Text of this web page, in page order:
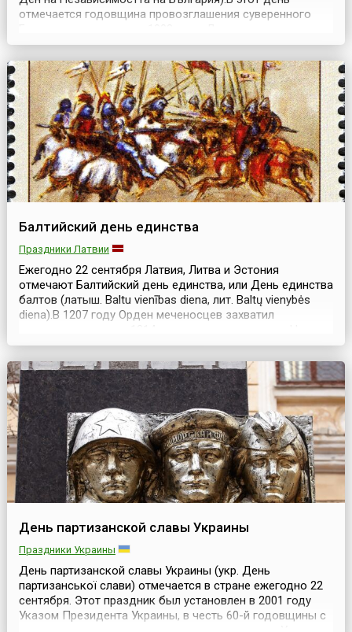
отмечается годовщина провозглашения суверенного
Болгарское княжество формально являлось вассалом
Османской империи и во всех внешнеполитических актах
просило одобрения турецкого султана. 22 сентября 190...
Балтийский день единства
Праздники Латвии
Ежегодно 22 сентября Латвия, Литва и Эстония
отмечают Балтийский день единства, или День единства
балтов (латыш. Baltu vienības diena, лит. Baltų vienybės
diena).В 1207 году Орден меченосцев захватил
ордена было получить военный, политический контроль
над Балтией и обратить балтийский народ в
католичество. 22 сентября 1236 года монахи ...
День партизанской славы Украины
Праздники Украины
День партизанской славы Украины (укр. День
партизанської слави) отмечается в стране ежегодно 22
сентября. Этот праздник был установлен в 2001 году
Указом Президента Украины, в честь 60-й годовщины с